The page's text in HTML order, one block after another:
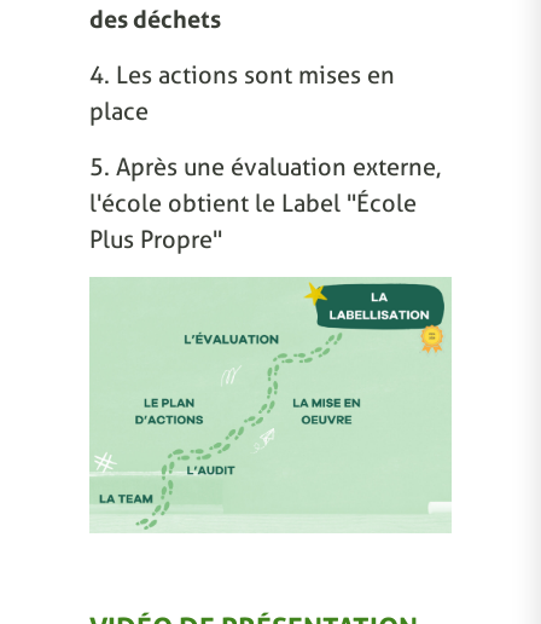
des déchets
4. Les actions sont mises en
place
5. Après une évaluation externe,
l'école obtient le Label "École
Plus Propre"